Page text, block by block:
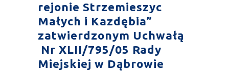
rejonie Strzemieszyc
Małych i Kazdębia”
zatwierdzonym Uchwałą
Nr XLII/795/05 Rady
Miejskiej w Dąbrowie